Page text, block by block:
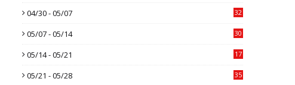
04/30 - 05/07 32
05/07 - 05/14 30
05/14 - 05/21 17
05/21 - 05/28 35